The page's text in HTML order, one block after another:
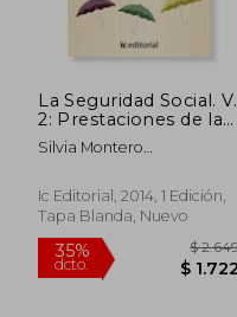
40%
La Seguridad Social. V.
2: Prestaciones de la
Seguridad Social
Silvia Montero
Carmona Ruiz
Ic Editorial, 2014, 1 Edición,
Tapa Blanda, Nuevo